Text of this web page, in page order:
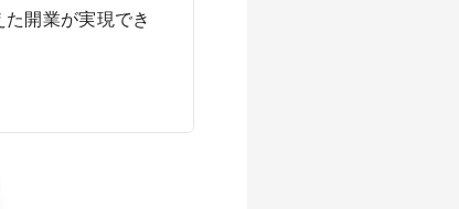
開業が実現でき